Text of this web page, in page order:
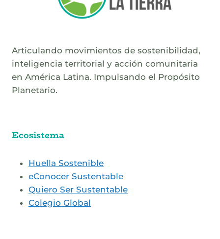
Articulando movimientos de sostenibilidad,
inteligencia territorial y acción comunitaria
en América Latina. Impulsando el Propósito
Planetario.
Ecosistema
Huella Sostenible
eConocer Sustentable
Quiero Ser Sustentable
Colegio Global